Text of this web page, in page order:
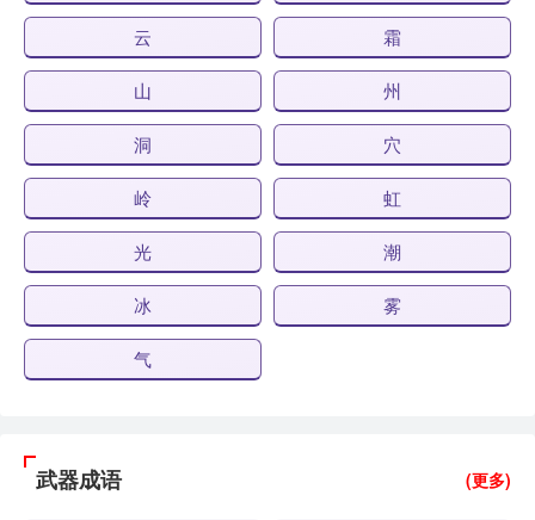
云 霜
山 州
洞 穴
岭 虹
光 潮
冰 雾
气
武器成语 (更多)